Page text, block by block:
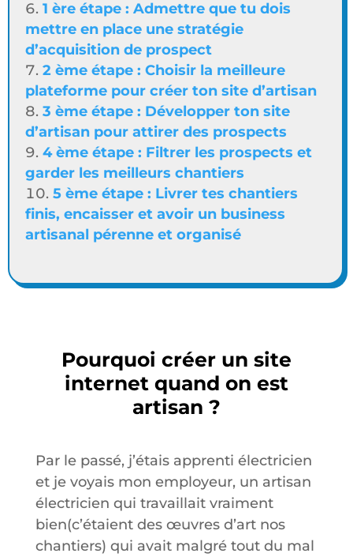
1 ère étape : Admettre que tu dois
mettre en place une stratégie
d’acquisition de prospect
2 ème étape : Choisir la meilleure
plateforme pour créer ton site d’artisan
3 ème étape : Développer ton site
d’artisan pour attirer des prospects
4 ème étape : Filtrer les prospects et
garder les meilleurs chantiers
5 ème étape : Livrer tes chantiers
finis, encaisser et avoir un business
artisanal pérenne et organisé
Pourquoi créer un site
internet quand on est
artisan ?
Par le passé, j’étais apprenti électricien
et je voyais mon employeur, un artisan
électricien qui travaillait vraiment
bien(c’étaient des œuvres d’art nos
chantiers) qui avait malgré tout du mal